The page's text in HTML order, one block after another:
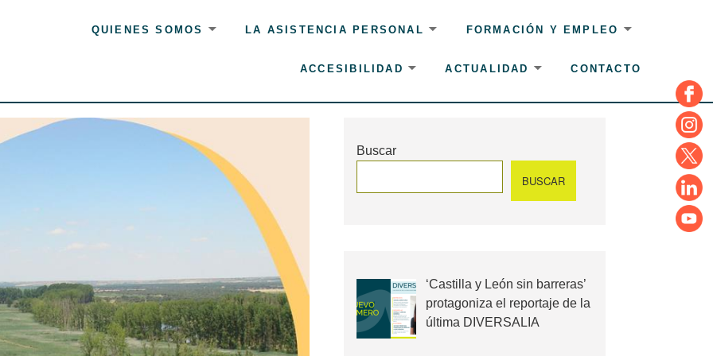
QUIENES SOMOS LA ASISTENCIA PERSONAL FORMACIÓN Y EMPLEO
ACCESIBILIDAD ACTUALIDAD CONTACTO
Buscar
BUSCAR
‘Castilla y León sin barreras’
protagoniza el reportaje de la
última DIVERSALIA